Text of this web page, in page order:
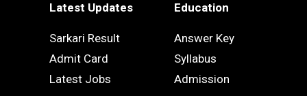
Latest Updates
Sarkari Result
Admit Card
Latest Jobs
Education
Answer Key
Syllabus
Admission